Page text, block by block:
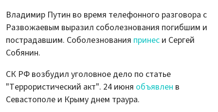
Владимир Путин во время телефонного разговора с
Развожаевым выразил соболезнования погибшим и
пострадавшим. Соболезнования принес и Сергей
Собянин.
СК РФ возбудил уголовное дело по статье
"Террористический акт". 24 июня объявлен в
Севастополе и Крыму днем траура.